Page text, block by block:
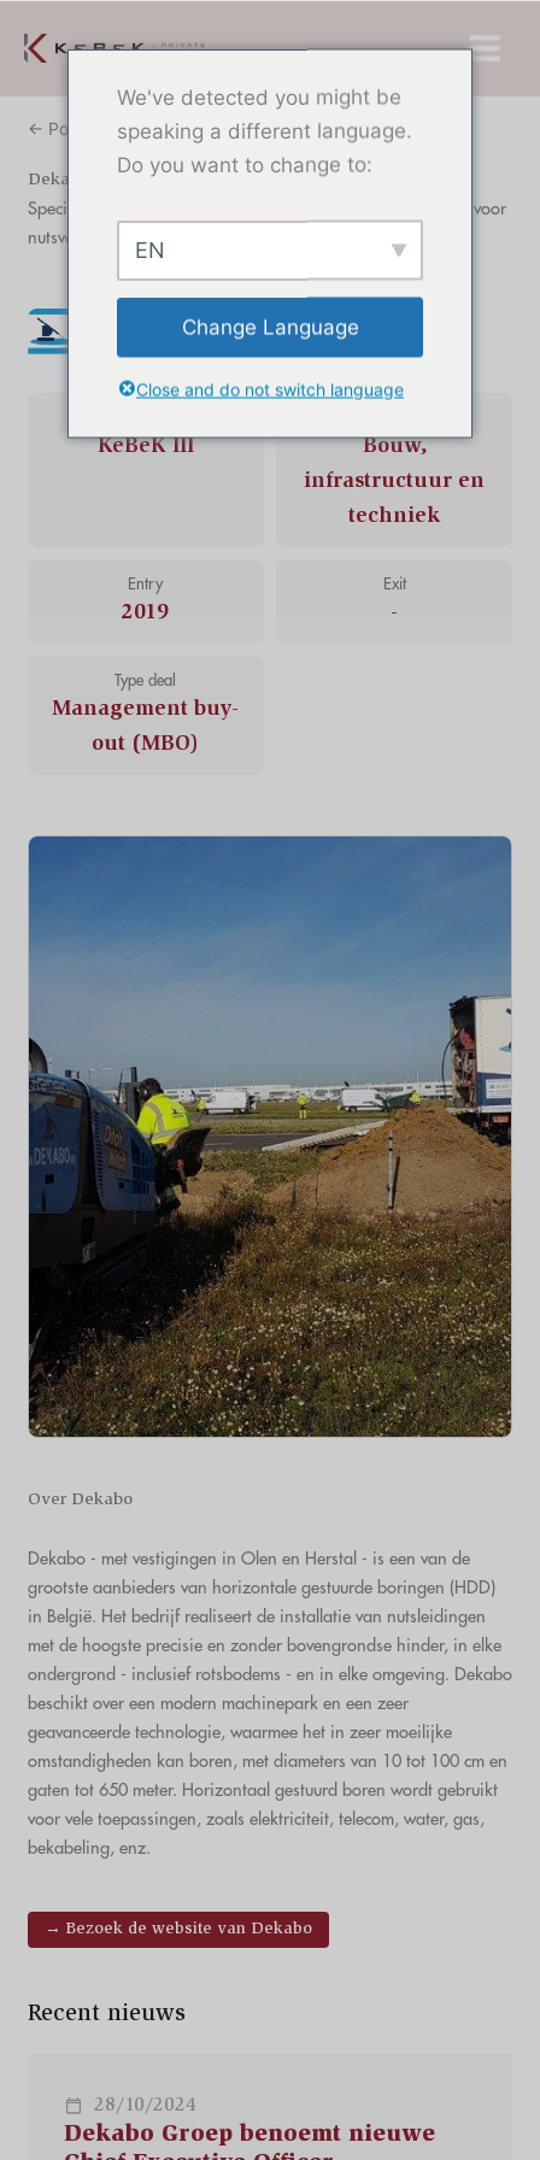
naar
← Portfolio
Dekabo
Specialist in horizontaal gestuurd boren (HDD) en riolering, voor
nutsvoorzieningen en infrastructuurwerken
KeBeK III
Bouw,
infrastructuur en
techniek
Entry
2019
Exit
-
Type deal
Management buy-
out (MBO)
Over Dekabo
Dekabo - met vestigingen in Olen en Herstal - is een van de
grootste aanbieders van horizontale gestuurde boringen (HDD)
in België. Het bedrijf realiseert de installatie van nutsleidingen
met de hoogste precisie en zonder bovengrondse hinder, in elke
ondergrond - inclusief rotsbodems - en in elke omgeving. Dekabo
beschikt over een modern machinepark en een zeer
geavanceerde technologie, waarmee het in zeer moeilijke
omstandigheden kan boren, met diameters van 10 tot 100 cm en
gaten tot 650 meter. Horizontaal gestuurd boren wordt gebruikt
voor vele toepassingen, zoals elektriciteit, telecom, water, gas,
bekabeling, enz.
→ Bezoek de website van Dekabo
Recent nieuws
28/10/2024
Dekabo Groep benoemt nieuwe
We've detected you might be
speaking a different language.
Do you want to change to:
EN
Change Language
Close and do not switch language